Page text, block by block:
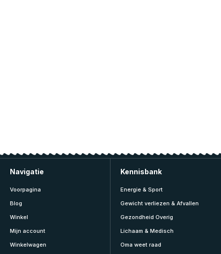
Navigatie
Voorpagina
Blog
Winkel
Mijn account
Winkelwagen
Kennisbank
Energie & Sport
Gewicht verliezen & Afvallen
Gezondheid Overig
Lichaam & Medisch
Oma weet raad